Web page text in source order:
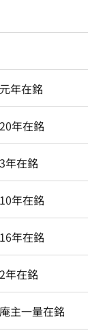
年在銘
年在銘
在銘
年在銘
年在銘
在銘
主一量在銘